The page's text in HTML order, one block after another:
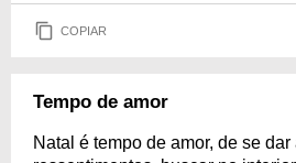
COPIAR
Tempo de amor
Natal é tempo de amor, de se